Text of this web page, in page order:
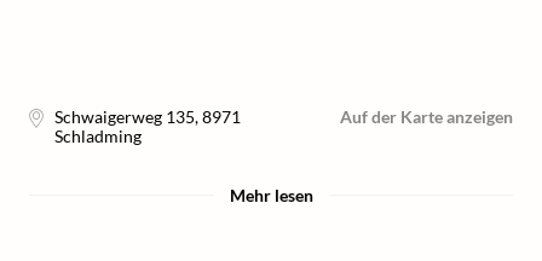
Schwaigerweg 135,8971
Schladming
Auf der Karte anzeigen
Mehr lesen